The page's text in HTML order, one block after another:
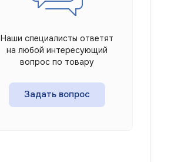
Наши специалисты ответят
на любой интересующий
вопрос по товару
Задать вопрос